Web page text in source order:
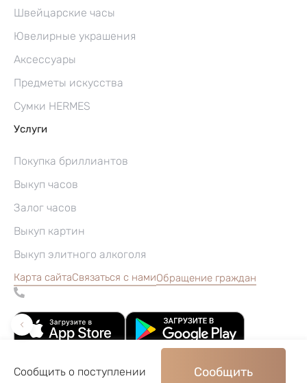
Сообщить о поступлении Сообщить
Швейцарские часы
Ювелирные украшения
Аксессуары
Предметы искусства
Сумки HERMES
Услуги
Покупка бриллиантов
Выкуп часов
Залог часов
Выкуп картин
Выкуп элитного алкоголя
Карта сайтаСвязаться с намиОбращение граждан
©2004–2026, Часовой ломбард «Перспектива»